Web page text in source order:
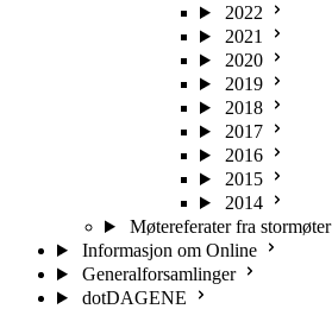
2022
2021
2020
2019
2018
2017
2016
2015
2014
Møtereferater fra stormøter
Informasjon om Online
Generalforsamlinger
dotDAGENE